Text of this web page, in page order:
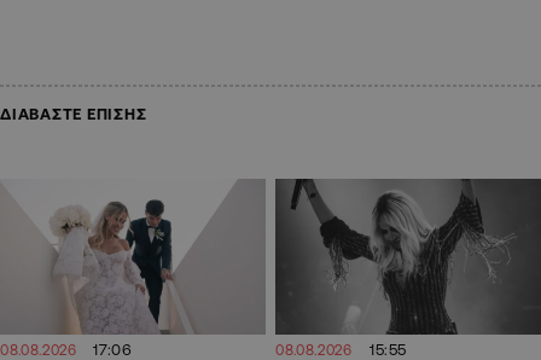
ΔΙΑΒΑΣΤΕ ΕΠΙΣΗΣ
08.08.2026 17:06 08.08.2026 15:55